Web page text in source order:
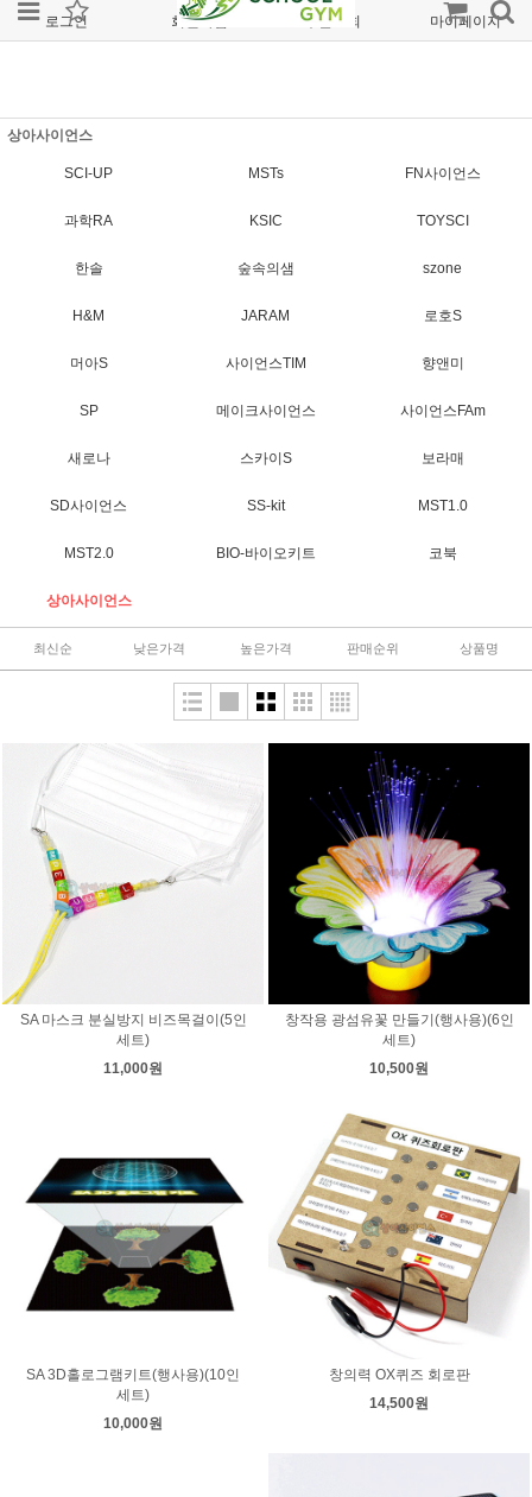
로그인 회원가입 주문조회 마이페이지
상아사이언스
SCI-UP MSTs FN사이언스
과학RA KSIC TOYSCI
한솔 숲속의샘 szone
H&M JARAM 로호S
머아S 사이언스TIM 향앤미
SP 메이크사이언스 사이언스FAm
새로나 스카이S 보라매
SD사이언스 SS-kit MST1.0
MST2.0 BIO-바이오키트 코북
상아사이언스
최신순 낮은가격 높은가격 판매순위 상품명
SA 마스크 분실방지 비즈목걸이(5인
세트)
11,000원
창작용 광섬유꽃 만들기(행사용)(6인
세트)
10,500원
SA 3D홀로그램키트(행사용)(10인
세트)
10,000원
창의력 OX퀴즈 회로판
14,500원